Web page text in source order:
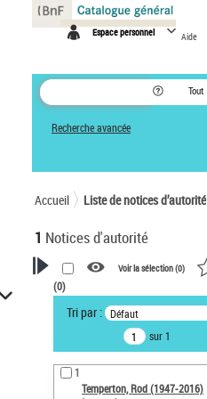
Espace personnel Aide
Tout
Recherche avancée
Accueil Liste de notices d’autorité
1 Notices d'autorité
VOTRE RECHERCHE
Recherche avancée dans les
notices d’autorité
Œuvres liées à l'auteur :
Temperton, Rod (1947-2016)
Voir la sélection (0)
(0)
Tri par : Défaut
sur 1
1
Temperton, Rod (1947-2016)
Panneau de gestion des cookies